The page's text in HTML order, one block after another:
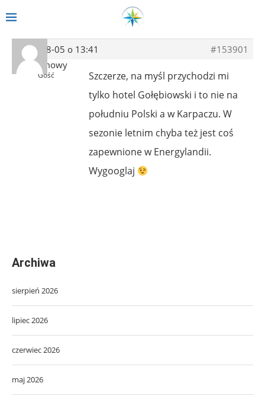
2022-08-05 o 13:41
#153901
Anonimowy
Gość
Szczerze, na myśl przychodzi mi
tylko hotel Gołębiowski i to nie na
południu Polski a w Karpaczu. W
sezonie letnim chyba też jest coś
zapewnione w Energylandii.
Wygooglaj
Archiwa
sierpień 2026
lipiec 2026
czerwiec 2026
maj 2026